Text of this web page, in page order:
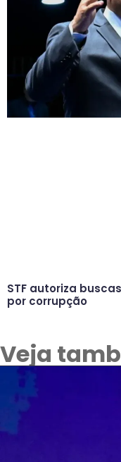
STF autoriza
por corrupção
Veja